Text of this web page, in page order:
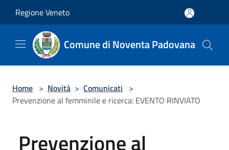
Regione Veneto
Comune di Noventa Padovana
Home > Novità > Comunicati >
Prevenzione al femminile e ricerca: EVENTO RINVIATO
Prevenzione al